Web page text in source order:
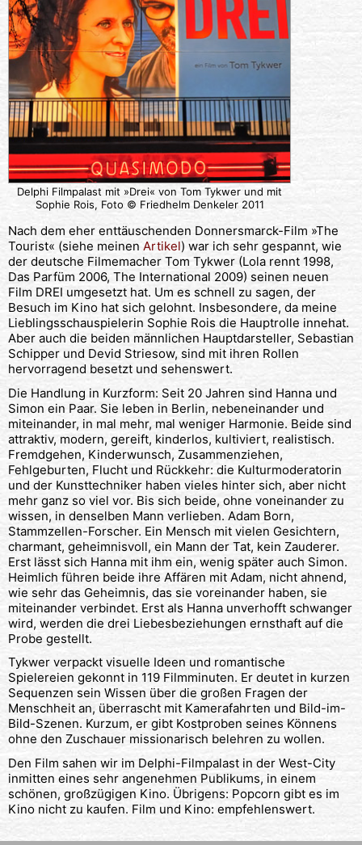
Delphi Filmpalast mit »Drei« von Tom Tykwer und mit
Sophie Rois, Foto © Friedhelm Denkeler 2011
Nach dem eher enttäuschenden Donnersmarck-Film »The
Tourist« (siehe meinen Artikel) war ich sehr gespannt, wie
der deutsche Filmemacher Tom Tykwer (Lola rennt 1998,
Das Parfüm 2006, The International 2009) seinen neuen
Film DREI umgesetzt hat. Um es schnell zu sagen, der
Besuch im Kino hat sich gelohnt. Insbesondere, da meine
Lieblingsschauspielerin Sophie Rois die Hauptrolle innehat.
Aber auch die beiden männlichen Hauptdarsteller, Sebastian
Schipper und Devid Striesow, sind mit ihren Rollen
hervorragend besetzt und sehenswert.
Die Handlung in Kurzform: Seit 20 Jahren sind Hanna und
Simon ein Paar. Sie leben in Berlin, nebeneinander und
miteinander, in mal mehr, mal weniger Harmonie. Beide sind
attraktiv, modern, gereift, kinderlos, kultiviert, realistisch.
Fremdgehen, Kinderwunsch, Zusammenziehen,
Fehlgeburten, Flucht und Rückkehr: die Kulturmoderatorin
und der Kunsttechniker haben vieles hinter sich, aber nicht
mehr ganz so viel vor. Bis sich beide, ohne voneinander zu
wissen, in denselben Mann verlieben. Adam Born,
Stammzellen-Forscher. Ein Mensch mit vielen Gesichtern,
charmant, geheimnisvoll, ein Mann der Tat, kein Zauderer.
Erst lässt sich Hanna mit ihm ein, wenig später auch Simon.
Heimlich führen beide ihre Affären mit Adam, nicht ahnend,
wie sehr das Geheimnis, das sie voreinander haben, sie
miteinander verbindet. Erst als Hanna unverhofft schwanger
wird, werden die drei Liebesbeziehungen ernsthaft auf die
Probe gestellt.
Tykwer verpackt visuelle Ideen und romantische
Spielereien gekonnt in 119 Filmminuten. Er deutet in kurzen
Sequenzen sein Wissen über die großen Fragen der
Menschheit an, überrascht mit Kamerafahrten und Bild-im-
Bild-Szenen. Kurzum, er gibt Kostproben seines Könnens
ohne den Zuschauer missionarisch belehren zu wollen.
Den Film sahen wir im Delphi-Filmpalast in der West-City
inmitten eines sehr angenehmen Publikums, in einem
schönen, großzügigen Kino. Übrigens: Popcorn gibt es im
Kino nicht zu kaufen. Film und Kino: empfehlenswert.